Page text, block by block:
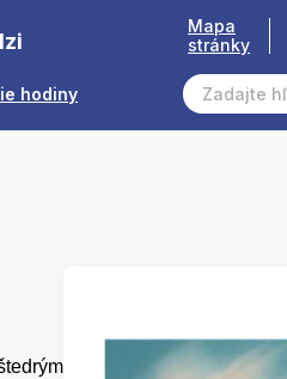
hodiny
Mapa
stránky